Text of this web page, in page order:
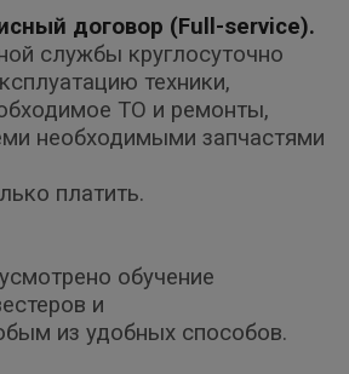
договор (Full-service).
службы круглосуточно
техники,
ТО и ремонты,
необходимыми запчастями
платить.
обучение
и
из удобных способов.